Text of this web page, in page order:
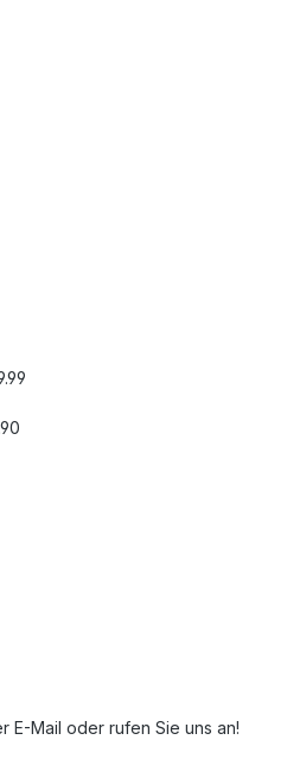
E-Mail oder rufen Sie uns an!